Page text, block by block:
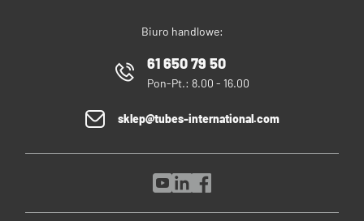
Biuro handlowe:
61 650 79 50
Pon-Pt.: 8.00 - 16.00
sklep@tubes-international.com